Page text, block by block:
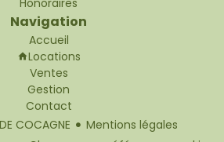
Navigation
Accueil
Locations
Ventes
Gestion
Contact
COCAGNE
Mentions légales